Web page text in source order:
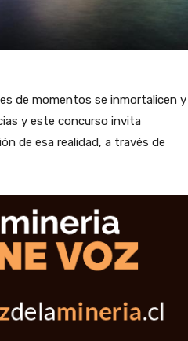
de momentos se inmortalicen y
y este concurso invita
de esa realidad, a través de